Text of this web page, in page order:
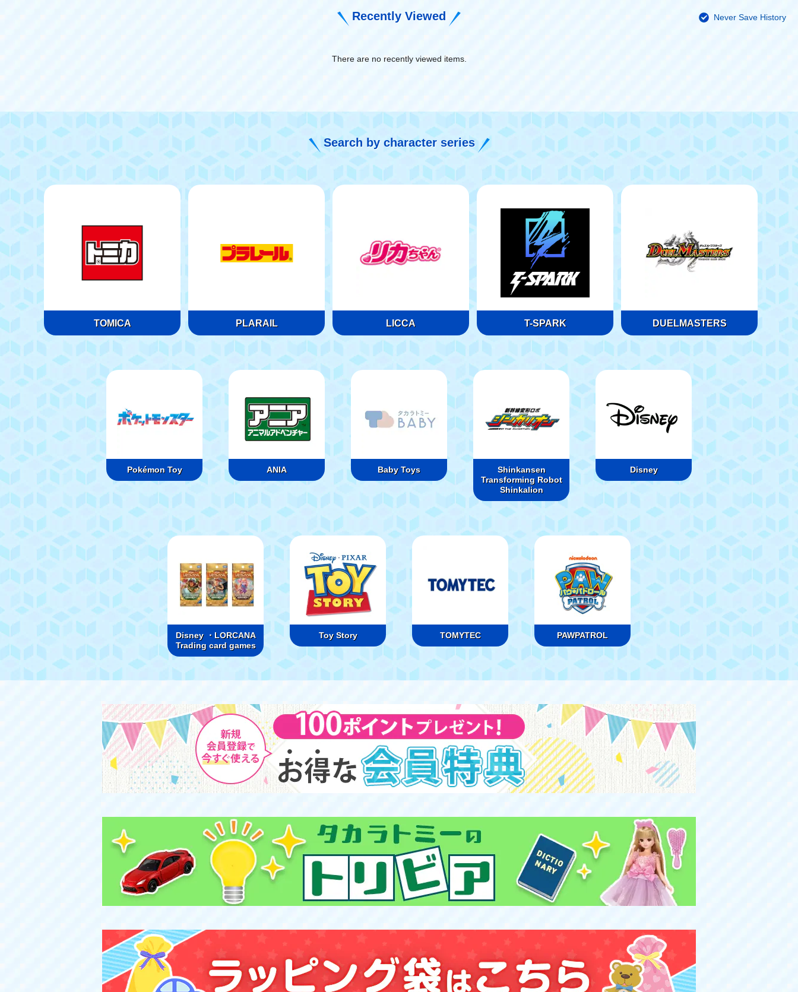
Recently Viewed Never Save History
There are no recently viewed items.
Search by character series
TOMICA PLARAIL LICCA T-SPARK DUELMASTERS
Pokémon Toy ANIA Baby Toys
Shinkansen
Transforming Robot
Shinkalion
Disney
Disney ・LORCANA
Trading card games
Toy Story TOMYTEC PAWPATROL